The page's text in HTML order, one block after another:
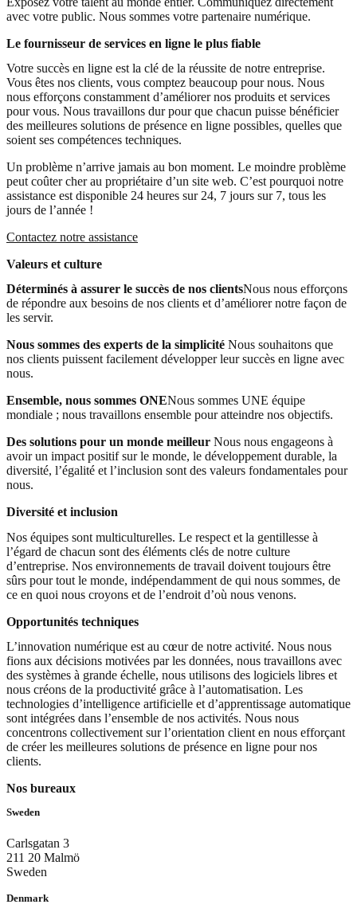
avec votre public. Nous sommes votre partenaire numérique.
Le fournisseur de services en ligne le plus fiable
Votre succès en ligne est la clé de la réussite de notre entreprise.
Vous êtes nos clients, vous comptez beaucoup pour nous. Nous
nous efforçons constamment d’améliorer nos produits et services
pour vous. Nous travaillons dur pour que chacun puisse bénéficier
des meilleures solutions de présence en ligne possibles, quelles que
soient ses compétences techniques.
Un problème n’arrive jamais au bon moment. Le moindre problème
peut coûter cher au propriétaire d’un site web. C’est pourquoi notre
assistance est disponible 24 heures sur 24, 7 jours sur 7, tous les
jours de l’année !
Contactez notre assistance
Valeurs et culture
Déterminés à assurer le succès de nos clientsNous nous efforçons
de répondre aux besoins de nos clients et d’améliorer notre façon de
les servir.
Nous sommes des experts de la simplicité Nous souhaitons que
nos clients puissent facilement développer leur succès en ligne avec
nous.
Ensemble, nous sommes ONENous sommes UNE équipe
mondiale ; nous travaillons ensemble pour atteindre nos objectifs.
Des solutions pour un monde meilleur Nous nous engageons à
avoir un impact positif sur le monde, le développement durable, la
diversité, l’égalité et l’inclusion sont des valeurs fondamentales pour
nous.
Diversité et inclusion
Nos équipes sont multiculturelles. Le respect et la gentillesse à
l’égard de chacun sont des éléments clés de notre culture
d’entreprise. Nos environnements de travail doivent toujours être
sûrs pour tout le monde, indépendamment de qui nous sommes, de
ce en quoi nous croyons et de l’endroit d’où nous venons.
Opportunités techniques
L’innovation numérique est au cœur de notre activité. Nous nous
fions aux décisions motivées par les données, nous travaillons avec
des systèmes à grande échelle, nous utilisons des logiciels libres et
nous créons de la productivité grâce à l’automatisation. Les
technologies d’intelligence artificielle et d’apprentissage automatique
sont intégrées dans l’ensemble de nos activités. Nous nous
concentrons collectivement sur l’orientation client en nous efforçant
de créer les meilleures solutions de présence en ligne pour nos
clients.
Nos bureaux
Sweden
Carlsgatan 3
211 20 Malmö
Sweden
Denmark